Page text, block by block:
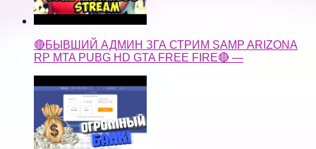
🔴БЫВШИЙ АДМИН ЗГА СТРИМ SAMP ARIZONA
RP MTA PUBG HD GTA FREE FIRE🔴 —